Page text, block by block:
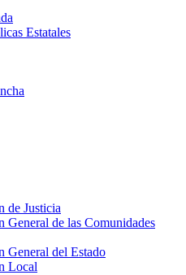
Estatales
de Justicia
General de las Comunidades
General del Estado
Local